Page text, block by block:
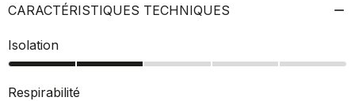
CARACTÉRISTIQUES TECHNIQUES
Isolation
Respirabilité